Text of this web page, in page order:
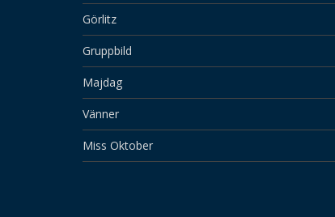
Görlitz
Gruppbild
Majdag
Vänner
Miss Oktober